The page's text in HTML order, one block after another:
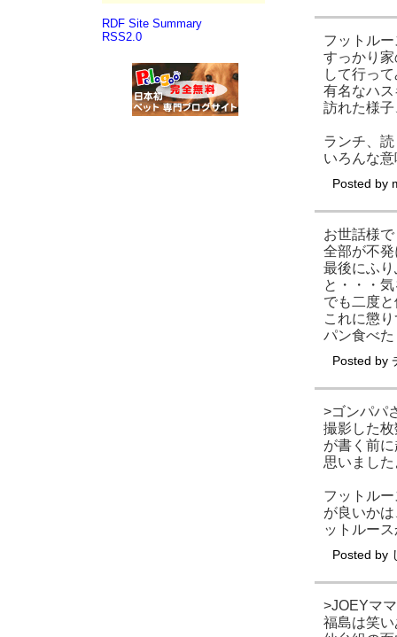
RDF Site Summary
RSS2.0
フットル
すっかり
して行っ
有名なハ
訪れた様
ランチ、
いろんな
Posted by
お世話様
全部が不
最後にふ
と・・・
でも二度
これに懲
パン食べ
Posted by
>ゴンパパ
撮影した
が書く前
思いまし
フットル
が良いか
ットルー
Posted by
>JOEYマ
福島は笑